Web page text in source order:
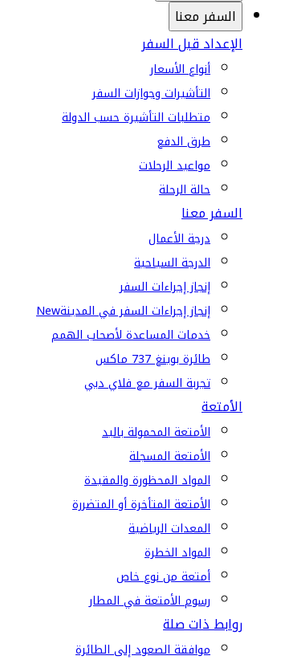
السفر معنا
الإعداد قبل السفر
أنواع الأسعار
التأشيرات وجوازات السفر
متطلبات التأشيرة حسب الدولة
طرق الدفع
مواعيد الرحلات
حالة الرحلة
السفر معنا
درجة الأعمال
الدرجة السياحية
إنجاز إجراءات السفر
إنجاز إجراءات السفر في المدينةNew
خدمات المساعدة لأصحاب الهمم
طائرة بوينغ 737 ماكس
تجربة السفر مع فلاي دبي
الأمتعة
الأمتعة المحمولة باليد
الأمتعة المسجلة
المواد المحظورة والمقيدة
الأمتعة المتأخرة أو المتضررة
المعدات الرياضية
المواد الخطرة
أمتعة من نوع خاص
رسوم الأمتعة في المطار
روابط ذات صلة
موافقة الصعود إلى الطائرة